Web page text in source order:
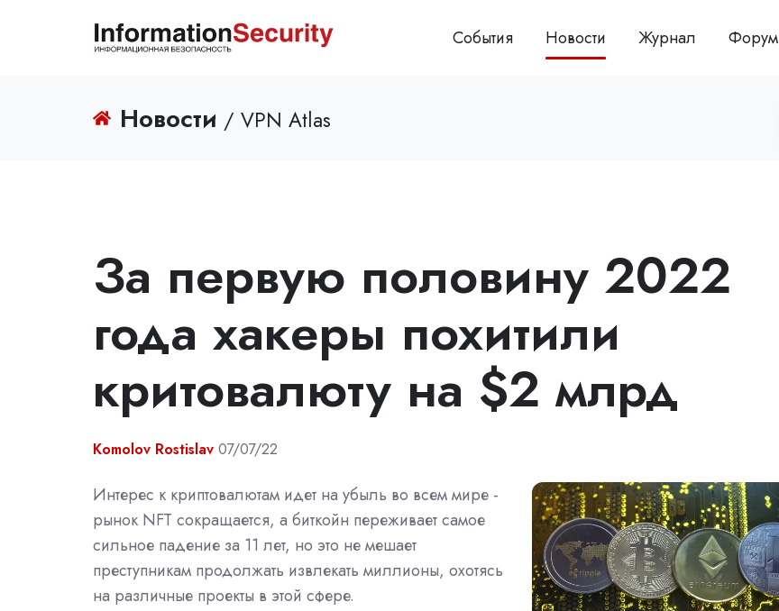
События Новости Журнал Форум
Новости / VPN Atlas
За первую половину 2022
года хакеры похитили
критовалюту на $2 млрд
Komolov Rostislav 07/07/22
Интерес к криптовалютам идет на убыль во всем мире -
рынок NFT сокращается, а биткойн переживает самое
сильное падение за 11 лет, но это не мешает
преступникам продолжать извлекать миллионы, охотясь
на различные проекты в этой сфере.